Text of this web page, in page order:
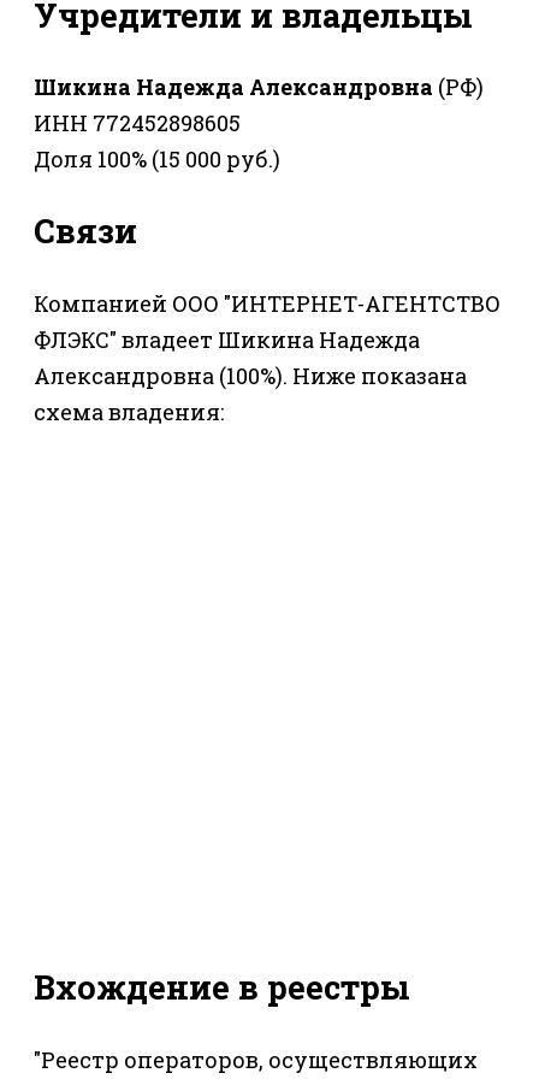
Учредители и владельцы
Шикина Надежда Александровна (РФ)
ИНН 772452898605
Доля 100% (15 000 руб.)
Связи
Компанией ООО "ИНТЕРНЕТ-АГЕНТСТВО
ФЛЭКС" владеет Шикина Надежда
Александровна (100%). Ниже показана
схема владения:
Вхождение в реестры
"Реестр операторов, осуществляющих